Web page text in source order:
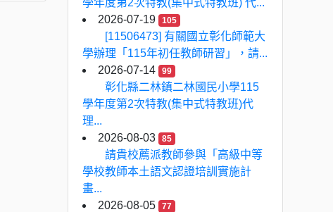
學年度第2次特教(集中式特教班) 代...
2026-07-19
105
[11506473] 有關國立彰化師範大
學辦理「115年初任教師研習」，請...
2026-07-14
99
彰化縣二林鎮二林國民小學115
學年度第2次特教(集中式特教班)代
理...
2026-08-03
85
請貴校薦派教師參與「高級中等
學校教師本土語文認證培訓實施計
畫...
2026-08-05
77